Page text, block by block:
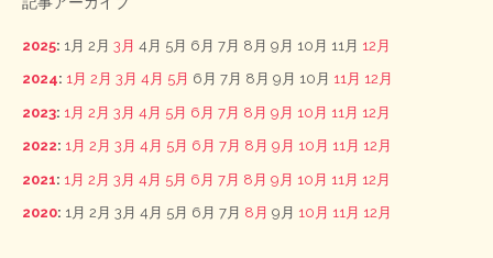
2025: 1月 2月 3月 4月 5月 6月 7月 8月 9月 10月 11月 12月
2024: 1月 2月 3月 4月 5月 6月 7月 8月 9月 10月 11月 12月
2023: 1月 2月 3月 4月 5月 6月 7月 8月 9月 10月 11月 12月
2022: 1月 2月 3月 4月 5月 6月 7月 8月 9月 10月 11月 12月
2021: 1月 2月 3月 4月 5月 6月 7月 8月 9月 10月 11月 12月
2020: 1月 2月 3月 4月 5月 6月 7月 8月 9月 10月 11月 12月